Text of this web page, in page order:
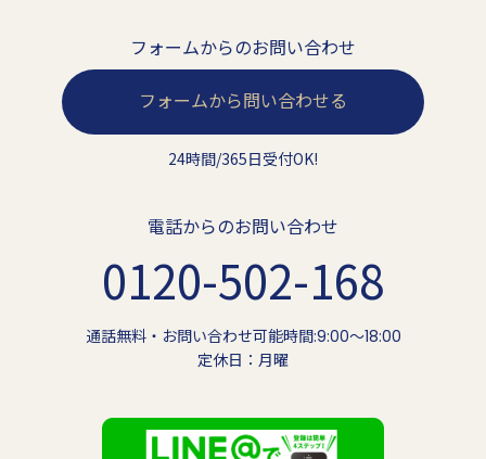
フォームからのお問い合わせ
フォームから問い合わせる
24時間/365日受付OK!
電話からのお問い合わせ
0120-502-168
通話無料・お問い合わせ可能時間:9:00〜18:00
定休日：月曜